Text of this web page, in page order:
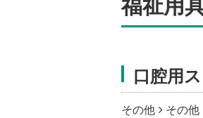
口腔用
その他 その他